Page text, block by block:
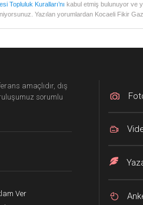
Topluluk Kuralları’nı kabul etmiş bulunuyor ve
Yazılan yorumlardan Kocaeli Fikir
amaçlıdır, dış
sorumlu
Ver